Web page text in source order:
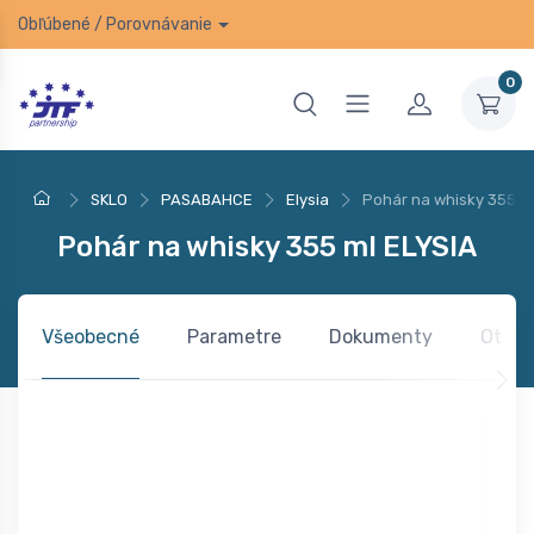
Obľúbené / Porovnávanie
0
SKLO PASABAHCE Elysia Pohár na whisky 355
Pohár na whisky 355 ml ELYSIA
Všeobecné Parametre Dokumenty